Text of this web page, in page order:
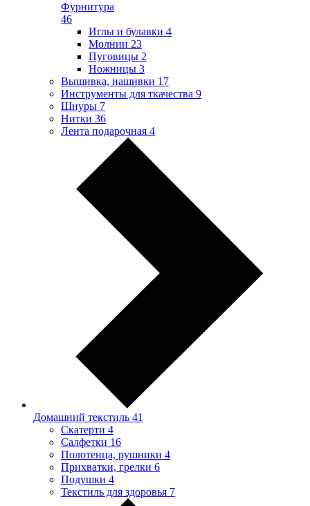
Фурнитура
46
Иглы и булавки 4
Молнии 23
Пуговицы 2
Ножницы 3
Вышивка, нашивки 17
Инструменты для ткачества 9
Шнуры 7
Нитки 36
Лента подарочная 4
Домашний текстиль 41
Скатерти 4
Салфетки 16
Полотенца, рушники 4
Прихватки, грелки 6
Подушки 4
Текстиль для здоровья 7